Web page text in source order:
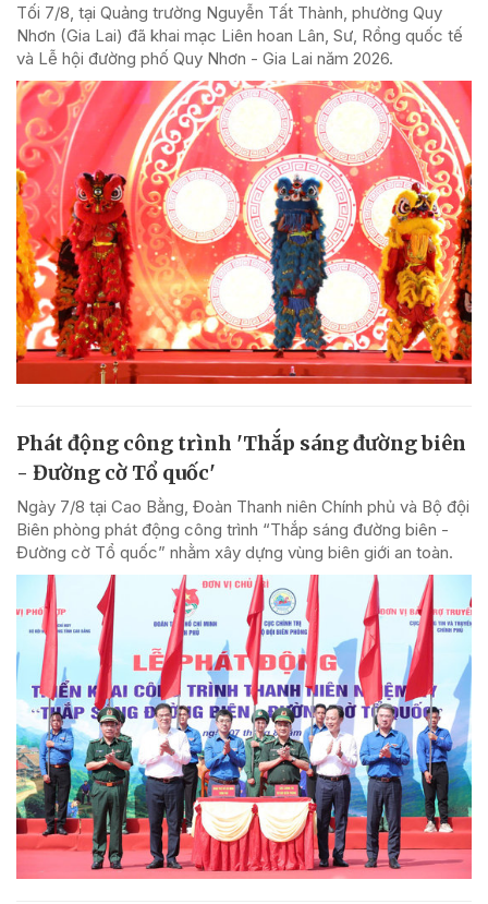
Tối 7/8, tại Quảng trường Nguyễn Tất Thành, phường Quy
Nhơn (Gia Lai) đã khai mạc Liên hoan Lân, Sư, Rồng quốc tế
và Lễ hội đường phố Quy Nhơn - Gia Lai năm 2026.
Phát động công trình 'Thắp sáng đường biên
- Đường cờ Tổ quốc'
Ngày 7/8 tại Cao Bằng, Đoàn Thanh niên Chính phủ và Bộ đội
Biên phòng phát động công trình “Thắp sáng đường biên -
Đường cờ Tổ quốc” nhằm xây dựng vùng biên giới an toàn.